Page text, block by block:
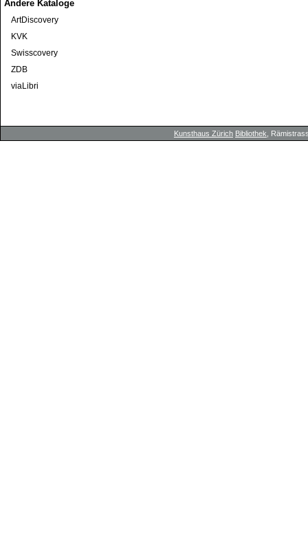
Andere Kataloge
ArtDiscovery
KVK
Swisscovery
ZDB
viaLibri
Kunsthaus Zürich Bibliothek ,